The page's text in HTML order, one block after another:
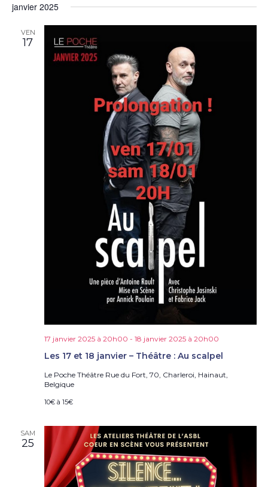
janvier 2025
VEN
17
Les 17 et 18 janvier – Théâtre : Au scalpel
17 janvier 2025 à 20h00 - 18 janvier 2025 à 20h00
Le Poche Théâtre Rue du Fort, 70, Charleroi, Hainaut,
Belgique
10€ à 15€
SAM
25